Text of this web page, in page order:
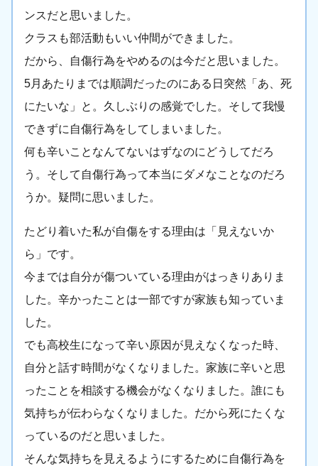
ンスだと思いました。
クラスも部活動もいい仲間ができました。
だから、自傷行為をやめるのは今だと思いました。
5月あたりまでは順調だったのにある日突然「あ、死
にたいな」と。久しぶりの感覚でした。そして我慢
できずに自傷行為をしてしまいました。
何も辛いことなんてないはずなのにどうしてだろ
う。そして自傷行為って本当にダメなことなのだろ
うか。疑問に思いました。
たどり着いた私が自傷をする理由は「見えないか
ら」です。
今までは自分が傷ついている理由がはっきりありま
した。辛かったことは一部ですが家族も知っていま
した。
でも高校生になって辛い原因が見えなくなった時、
自分と話す時間がなくなりました。家族に辛いと思
ったことを相談する機会がなくなりました。誰にも
気持ちが伝わらなくなりました。だから死にたくな
っているのだと思いました。
そんな気持ちを見えるようにするために自傷行為を